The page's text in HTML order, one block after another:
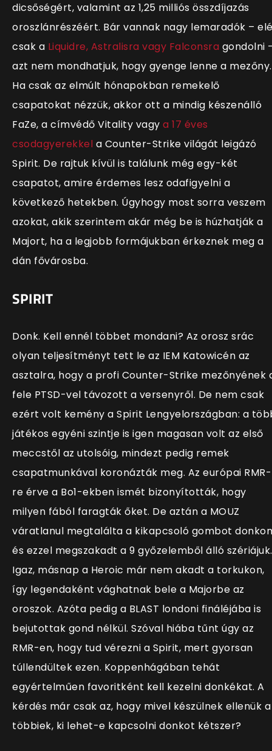
dicsőségért, valamint az 1,25 milliós összdíjazás
oroszlánrészéért. Bár vannak nagy lemaradók –
csak a Liquidre, Astralisra vagy Falconsra gondolni
azt nem mondhatjuk, hogy gyenge lenne a mezőny.
Ha csak az elmúlt hónapokban remekelő
csapatokat nézzük, akkor ott a mindig készenálló
FaZe, a címvédő Vitality vagy a 17 éves
csodagyerekkel a Counter-Strike világát leigázó
Spirit. De rajtuk kívül is találunk még egy-két
csapatot, amire érdemes lesz odafigyelni a
következő hetekben. Úgyhogy most sorra veszem
azokat, akik szerintem akár még be is húzhatják a
Majort, ha a legjobb formájukban érkeznek meg a
dán fővárosba.
SPIRIT
Donk. Kell ennél többet mondani? Az orosz srác
olyan teljesítményt tett le az IEM Katowicén az
asztalra, hogy a profi Counter-Strike mezőnyének
fele PTSD-vel távozott a versenyről. De nem csak
ezért volt kemény a Spirit Lengyelországban: a
játékos egyéni szintje is igen magasan volt az első
meccstől az utolsóig, mindezt pedig remek
csapatmunkával koronázták meg. Az európai RMR-
re érve a Bo1-ekben ismét bizonyították, hogy
milyen fából faragták őket. De aztán a MOUZ
váratlanul megtalálta a kikapcsoló gombot
és ezzel megszakadt a 9 győzelemből álló szériájuk.
Igaz, másnap a Heroic már nem akadt a torkukon,
így legendaként vághatnak bele a Majorbe az
oroszok. Azóta pedig a BLAST londoni fináléjába is
bejutottak gond nélkül. Szóval hiába tűnt úgy az
RMR-en, hogy tud vérezni a Spirit, mert gyorsan
túllendültek ezen. Koppenhágában tehát
egyértelműen favoritként kell kezelni donkékat. A
kérdés már csak az, hogy mivel készülnek ellenük a
többiek, ki lehet-e kapcsolni donkot kétszer?